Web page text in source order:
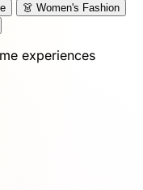
👗 Women's Fashion
experiences